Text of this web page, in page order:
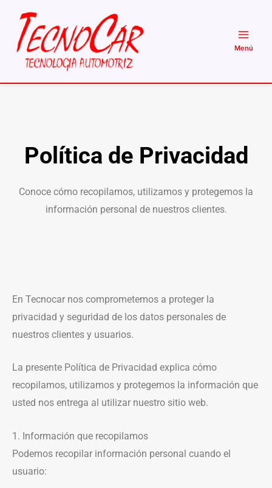
contenido
Política de Privacidad
Conoce cómo recopilamos, utilizamos y protegemos la
información personal de nuestros clientes.
En Tecnocar nos comprometemos a proteger la
privacidad y seguridad de los datos personales de
nuestros clientes y usuarios.
La presente Política de Privacidad explica cómo
recopilamos, utilizamos y protegemos la información que
usted nos entrega al utilizar nuestro sitio web.
1. Información que recopilamos
Podemos recopilar información personal cuando el
usuario: